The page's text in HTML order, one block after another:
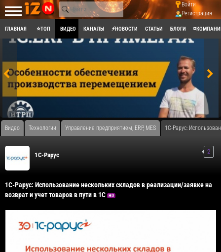
Войти
Регистрация
ГЛАВНАЯ ⭐ТОП ВИДЕО КАНАЛЫ ⚡НОВОСТИ СТАТЬИ БЛОГИ
Видео Технологии Управление предприятием, ERP, MES 1С-Рарус:
1C-Рарус 2
1С-Рарус: Использование нескольких складов в реализации/заявке на
возврат и учет товаров в пути в 1С
HD